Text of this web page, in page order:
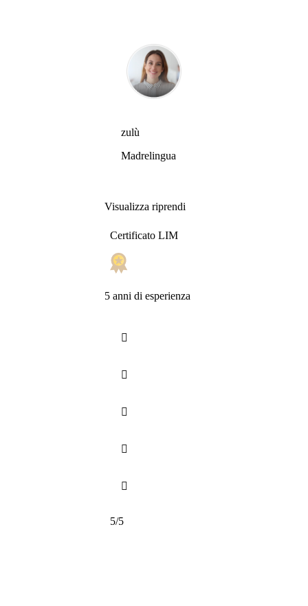
zulù
Madrelingua
Visualizza riprendi
Certificato LIM
5 anni di esperienza





5/5